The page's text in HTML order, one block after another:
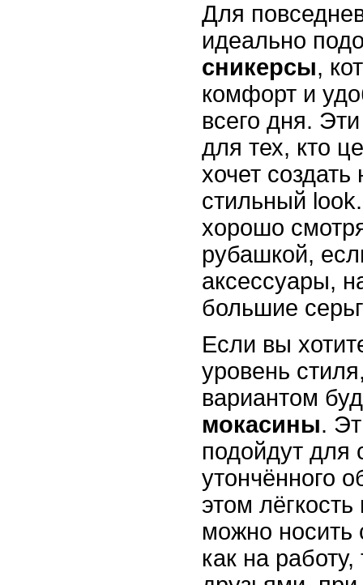
Для
идеально
сникерсы,
комфорт и
всего дня.
для тех, кто
хочет
стильный
хорошо
рубашкой,
аксессуары,
большие
Если вы
уровень
вариантом
мокасины.
подойдут для
утончённого
этом
можно носить
как на